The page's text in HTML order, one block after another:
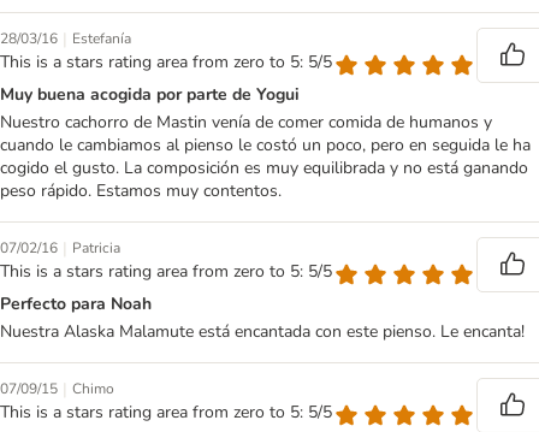
28/03/16 | Estefanía
This is a stars rating area from zero to 5: 5/5
Muy buena acogida por parte de Yogui
Nuestro cachorro de Mastin venía de comer comida de humanos y
cuando le cambiamos al pienso le costó un poco, pero en seguida le ha
cogido el gusto. La composición es muy equilibrada y no está ganando
peso rápido. Estamos muy contentos.
07/02/16 | Patricia
This is a stars rating area from zero to 5: 5/5
Perfecto para Noah
Nuestra Alaska Malamute está encantada con este pienso. Le encanta!
07/09/15 | Chimo
This is a stars rating area from zero to 5: 5/5